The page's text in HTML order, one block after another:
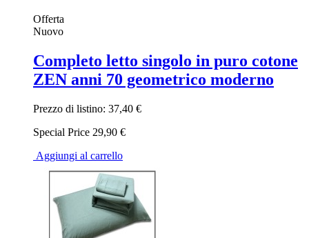
Offerta
Nuovo
Completo letto singolo in puro cotone
ZEN anni 70 geometrico moderno
Prezzo di listino: 37,40 €
Special Price 29,90 €
Aggiungi al carrello